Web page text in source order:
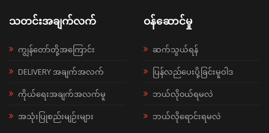
သတင်းအချက်လက်
ကျွန်တော်တို့အကြောင်း
DELIVERY အချက်အလက်
ကိုယ်ရေးအချက်အလက်မူ
အသုံးပြုစည်းမျဉ်းများ
ဝန်ဆောင်မှု
ဆက်သွယ်ရန်
ပြန်လည်ပေးပို့ခြင်းမူဝါဒ
ဘယ်လို၀ယ်ရမလဲ
ဘယ်လိုရောင်းရမလဲ